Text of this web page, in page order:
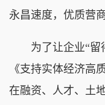
永昌速度，优质营
为了让企业“留
《支持实体经济高
在融资、人才、土